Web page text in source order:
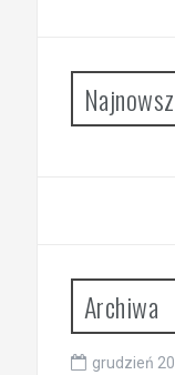
Archiwa
grudzień